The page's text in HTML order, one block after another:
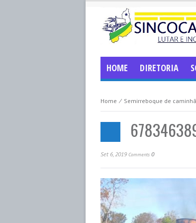
HOME DIRETORIA
Home ⁄ Semirreboque de
Set 6, 2019Comments 0